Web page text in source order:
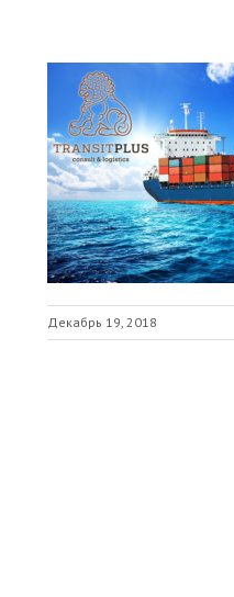
Декабрь 19, 2018